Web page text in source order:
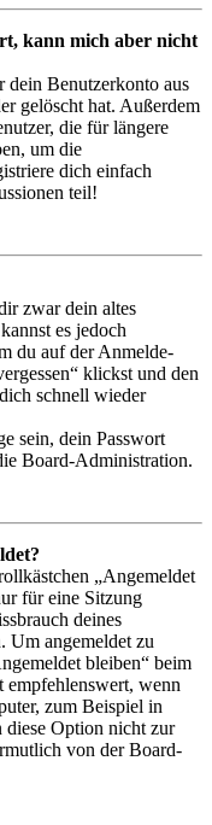
kann mich aber nicht
dein Benutzerkonto aus
gelöscht hat. Außerdem
die für längere
um die
dich einfach
teil!
zwar dein altes
es jedoch
du auf der Anmelde-
klickst und den
schnell wieder
sein, dein Passwort
Board-Administration.
„Angemeldet
für eine Sitzung
deines
Um angemeldet zu
bleiben“ beim
empfehlenswert, wenn
zum Beispiel in
diese Option nicht zur
von der Board-